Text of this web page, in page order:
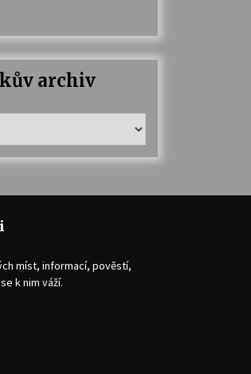
archiv
míst, informací, pověstí,
k nim váží.